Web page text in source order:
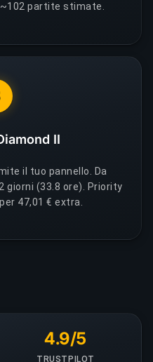
partite stimate.
II
il tuo pannello. Da
giorni (33.8 ore). Priority
47,01 € extra.
4.9/5
TRUSTPILOT